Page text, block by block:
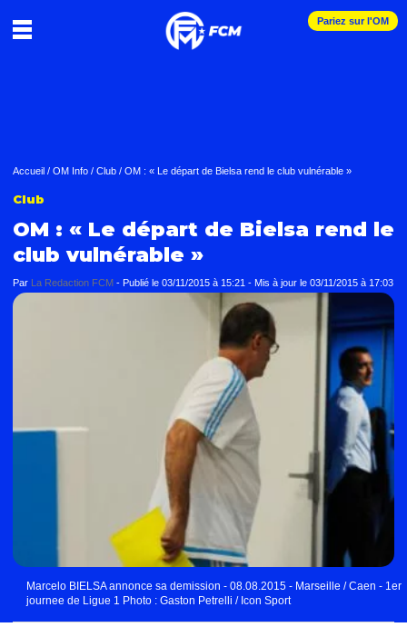
Pariez sur l'OM
Accueil / OM Info / Club / OM : « Le départ de Bielsa rend le club vulnérable »
Club
OM : « Le départ de Bielsa rend le
club vulnérable »
Par La Redaction FCM - Publié le 03/11/2015 à 15:21 - Mis à jour le 03/11/2015 à 17:03
Marcelo BIELSA annonce sa demission - 08.08.2015 - Marseille / Caen - 1er
journee de Ligue 1 Photo : Gaston Petrelli / Icon Sport